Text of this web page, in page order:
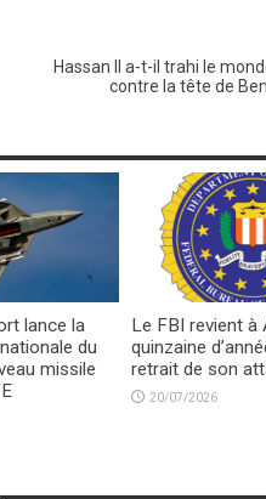
Hassan II a-t-il trahi le
contre la tête de
lance la
du
missile
Le FBI revient à
quinzaine
retrait de son
20/07/2026